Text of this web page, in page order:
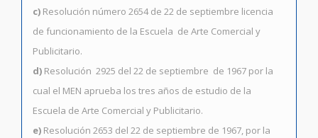
c) Resolución número 2654 de 22 de septiembre licencia
de funcionamiento de la Escuela de Arte Comercial y
Publicitario.
d) Resolución 2925 del 22 de septiembre de 1967 por la
cual el MEN aprueba los tres años de estudio de la
Escuela de Arte Comercial y Publicitario.
e) Resolución 2653 del 22 de septiembre de 1967, por la